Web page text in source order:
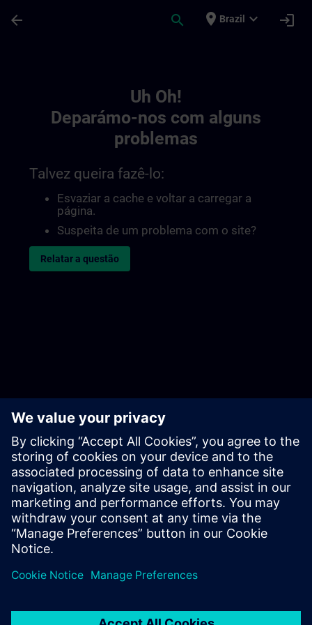
arrow_back search place Brazil expand_more login
Uh Oh!
Deparámo-nos com alguns
problemas
Talvez queira fazê-lo:
Esvaziar a cache e voltar a carregar a
página.
Suspeita de um problema com o site?
Relatar a questão